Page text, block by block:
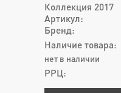
Коллекция 2017
Артикул:
Бренд:
Наличие товара:
нет в наличии
РРЦ: